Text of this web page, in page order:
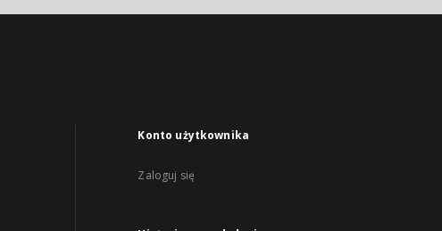
Konto użytkownika
Zaloguj się